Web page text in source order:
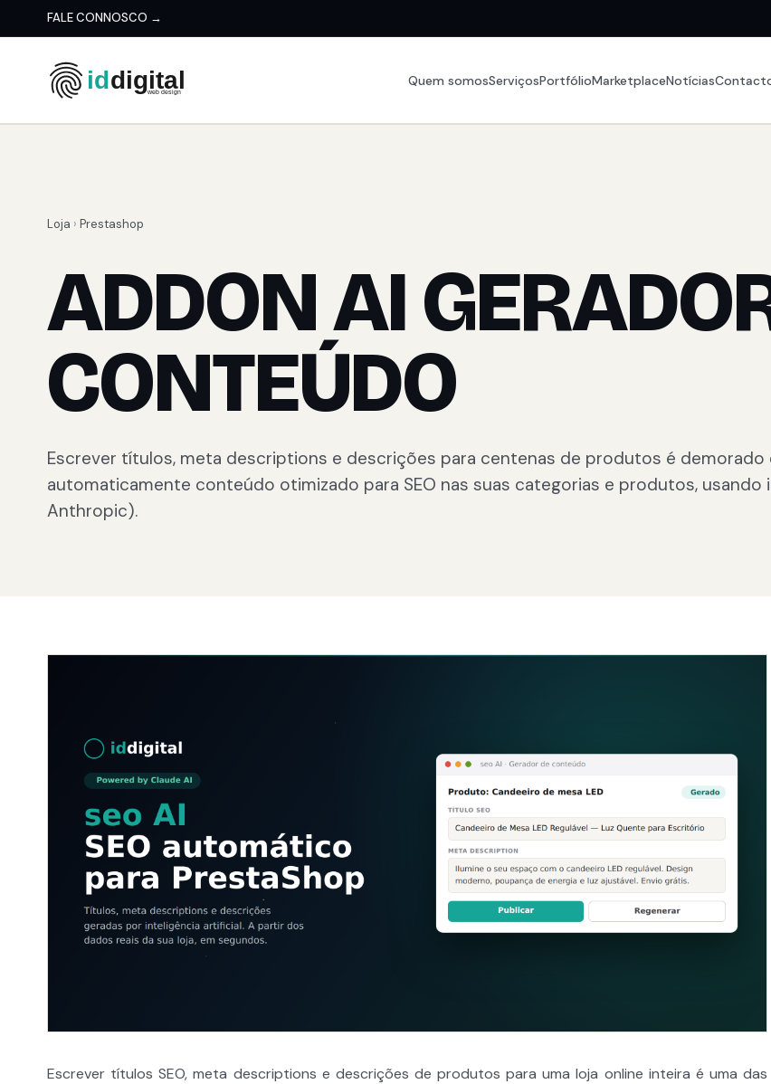
FALE CONNOSCO →
Quem somosServiçosPortfólioMarketplaceNotícias
Loja › Prestashop
ADDON AI
CONTEÚDO
Escrever títulos, meta descriptions e descrições para centenas de produtos é demorado
automaticamente conteúdo otimizado para SEO nas suas categorias e produtos, usando
Anthropic).
Escrever títulos SEO, meta descriptions e descrições de produtos para uma loja online inteira é uma das